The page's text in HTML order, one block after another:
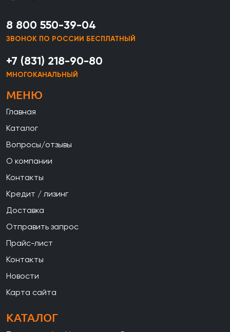
8 800 550-39-04
ЗВОНОК ПО РОССИИ БЕСПЛАТНЫЙ
+7 (831) 218-90-80
МНОГОКАНАЛЬНЫЙ
МЕНЮ
Главная
Каталог
Вопросы/отзывы
О компании
Контакты
Кредит / лизинг
Доставка
Отправить запрос
Прайс-лист
Контакты
Новости
Карта сайта
КАТАЛОГ